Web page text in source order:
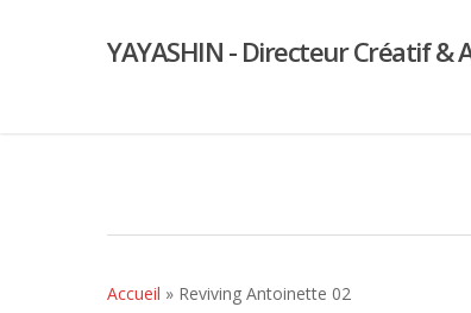
YAYASHIN - Directeur Créatif
Accueil » Reviving Antoinette 02